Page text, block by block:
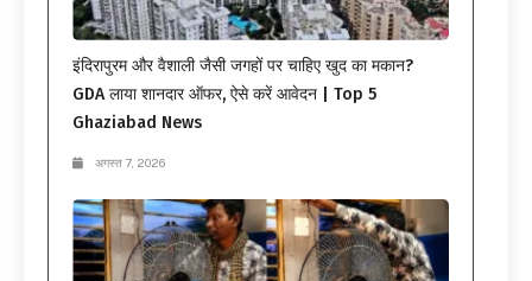
इंदिरापुरम और वैशाली जैसी जगहों पर चाहिए खुद का मकान?
GDA लाया शानदार ऑफर, ऐसे करें आवेदन | Top 5
Ghaziabad News
अगस्त 7, 2026